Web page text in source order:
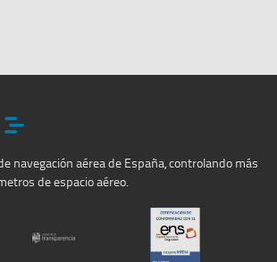
navegación aérea de España, controlando más
de espacio aéreo.